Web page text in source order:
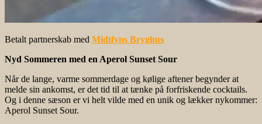
Betalt partnerskab med Midtfyns Bryghus
Nyd Sommeren med en Aperol Sunset Sour
Når de lange, varme sommerdage og kølige aftener begynder at
melde sin ankomst, er det tid til at tænke på forfriskende cocktails.
Og i denne sæson er vi helt vilde med en unik og lækker nykommer:
Aperol Sunset Sour.